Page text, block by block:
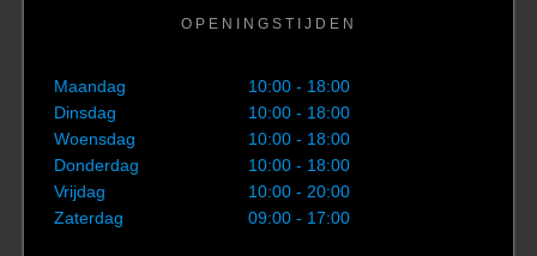
OPENINGSTIJDEN
Maandag
10:00 - 18:00
Dinsdag
10:00 - 18:00
Woensdag
10:00 - 18:00
Donderdag
10:00 - 18:00
Vrijdag
10:00 - 20:00
Zaterdag
09:00 - 17:00